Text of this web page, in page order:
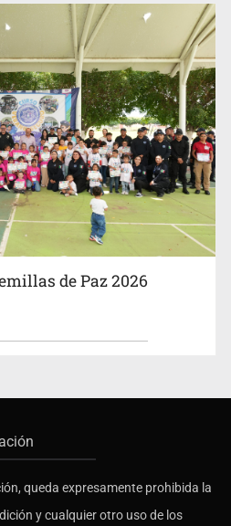
de Paz 2026
queda expresamente prohibida la
y cualquier otro uso de los